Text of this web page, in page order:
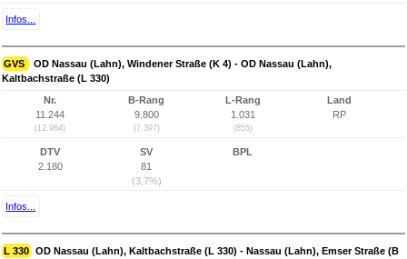
Infos...
GVS
OD Nassau (Lahn), Windener Straße (K 4) - OD Nassau (Lahn),
Kaltbachstraße (L 330)
Nr.
11.244
(12.964)
B-Rang
9.800
(7.397)
L-Rang
1.031
(855)
Land
RP
DTV
2.180
SV
81
(3,7%)
BPL
Infos...
L 330 OD Nassau (Lahn), Kaltbachstraße (L 330) - Nassau (Lahn), Emser Straße (B